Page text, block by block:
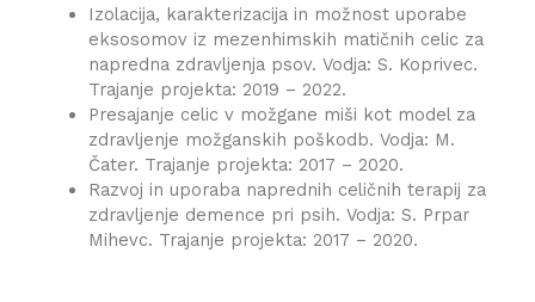
Izolacija, karakterizacija in možnost uporabe
eksosomov iz mezenhimskih matičnih celic za
napredna zdravljenja psov. Vodja: S. Koprivec.
Trajanje projekta: 2019 – 2022.
Presajanje celic v možgane miši kot model za
zdravljenje možganskih poškodb. Vodja: M.
Čater. Trajanje projekta: 2017 – 2020.
Razvoj in uporaba naprednih celičnih terapij za
zdravljenje demence pri psih. Vodja: S. Prpar
Mihevc. Trajanje projekta: 2017 – 2020.